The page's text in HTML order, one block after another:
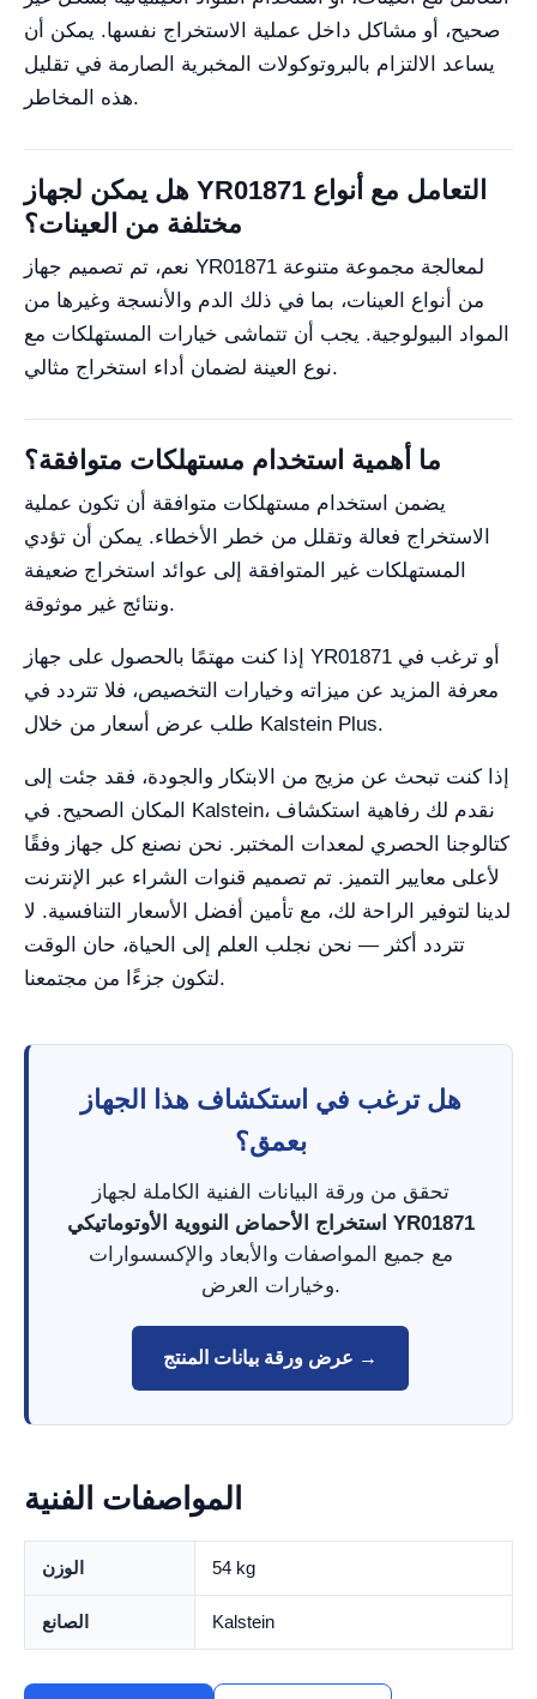
صحيح، أو مشاكل داخل عملية الاستخراج نفسها. يمكن أن
يساعد الالتزام بالبروتوكولات المخبرية الصارمة في تقليل
هذه المخاطر.
هل يمكن لجهاز YR01871 التعامل مع أنواع
مختلفة من العينات؟
نعم، تم تصميم جهاز YR01871 لمعالجة مجموعة متنوعة
من أنواع العينات، بما في ذلك الدم والأنسجة وغيرها من
المواد البيولوجية. يجب أن تتماشى خيارات المستهلكات مع
نوع العينة لضمان أداء استخراج مثالي.
ما أهمية استخدام مستهلكات متوافقة؟
يضمن استخدام مستهلكات متوافقة أن تكون عملية
الاستخراج فعالة وتقلل من خطر الأخطاء. يمكن أن تؤدي
المستهلكات غير المتوافقة إلى عوائد استخراج ضعيفة
ونتائج غير موثوقة.
إذا كنت مهتمًا بالحصول على جهاز YR01871 أو ترغب في
معرفة المزيد عن ميزاته وخيارات التخصيص، فلا تتردد في
طلب عرض أسعار من خلال Kalstein Plus.
إذا كنت تبحث عن مزيج من الابتكار والجودة، فقد جئت إلى
المكان الصحيح. في Kalstein، نقدم لك رفاهية استكشاف
كتالوجنا الحصري لمعدات المختبر. نحن نصنع كل جهاز وفقًا
لأعلى معايير التميز. تم تصميم قنوات الشراء عبر الإنترنت
لدينا لتوفير الراحة لك، مع تأمين أفضل الأسعار التنافسية. لا
تتردد أكثر — نحن نجلب العلم إلى الحياة، حان الوقت
لتكون جزءًا من مجتمعنا.
هل ترغب في استكشاف هذا الجهاز
بعمق؟
تحقق من ورقة البيانات الفنية الكاملة لجهاز
استخراج الأحماض النووية الأوتوماتيكي YR01871
مع جميع المواصفات والأبعاد والإكسسوارات
وخيارات العرض.
عرض ورقة بيانات المنتج →
المواصفات الفنية
الوزن 54 kg
الصانع Kalstein